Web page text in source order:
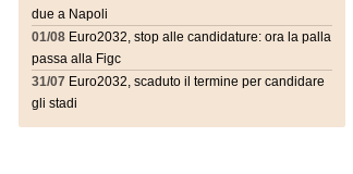
due a Napoli
01/08 Euro2032, stop alle candidature: ora la palla
passa alla Figc
31/07 Euro2032, scaduto il termine per candidare
gli stadi